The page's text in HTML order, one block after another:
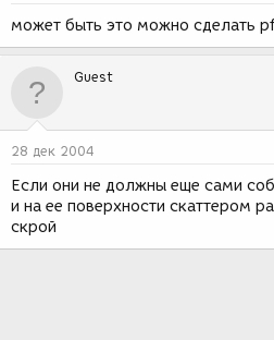
может быть это можно сделать
Guest
28 дек 2004
Если они не должны еще сами
и на ее поверхности скаттером
скрой